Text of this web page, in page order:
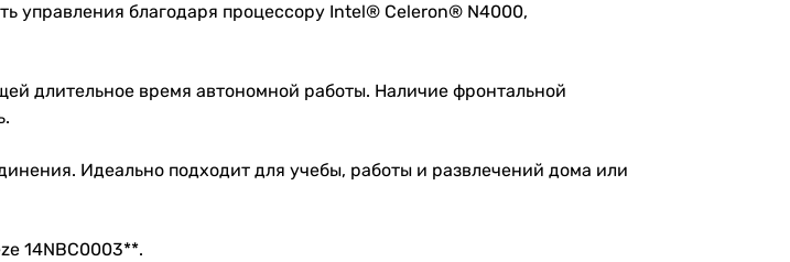
управления благодаря процессору Intel® Celeron® N4000,
длительное время автономной работы. Наличие фронтальной
Идеально подходит для учебы, работы и развлечений дома или
14NBC0003**.